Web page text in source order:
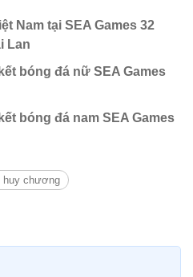
Nam tại SEA Games 32
Lan
bóng đá nữ SEA Games
bóng đá nam SEA Games
huy chương